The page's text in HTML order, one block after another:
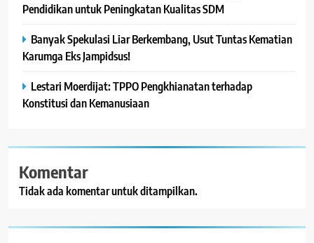
Pendidikan untuk Peningkatan Kualitas SDM
Banyak Spekulasi Liar Berkembang, Usut Tuntas Kematian
Karumga Eks Jampidsus!
Lestari Moerdijat: TPPO Pengkhianatan terhadap
Konstitusi dan Kemanusiaan
Komentar
Tidak ada komentar untuk ditampilkan.